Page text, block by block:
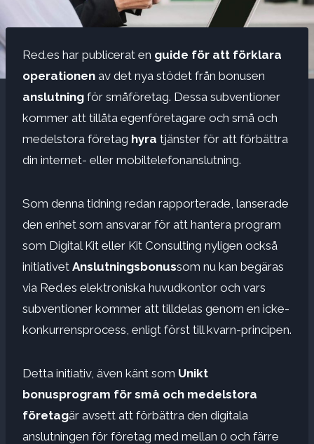
Red.es har publicerat en guide för att förklara
operationen av det nya stödet från bonusen
anslutning för småföretag. Dessa subventioner
kommer att tillåta egenföretagare och små och
medelstora företag hyra tjänster för att förbättra
din internet- eller mobiltelefonanslutning.
Som denna tidning redan rapporterade, lanserade
den enhet som ansvarar för att hantera program
som Digital Kit eller Kit Consulting nyligen också
initiativet Anslutningsbonussom nu kan begäras
via Red.es elektroniska huvudkontor och vars
subventioner kommer att tilldelas genom en icke-
konkurrensprocess, enligt först till kvarn-principen.
Detta initiativ, även känt som Unikt
bonusprogram för små och medelstora
företagär avsett att förbättra den digitala
anslutningen för företag med mellan 0 och färre